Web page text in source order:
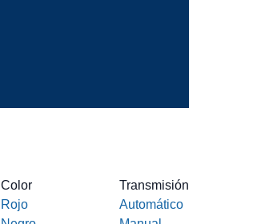
Color
Rojo
Transmisión
Automático